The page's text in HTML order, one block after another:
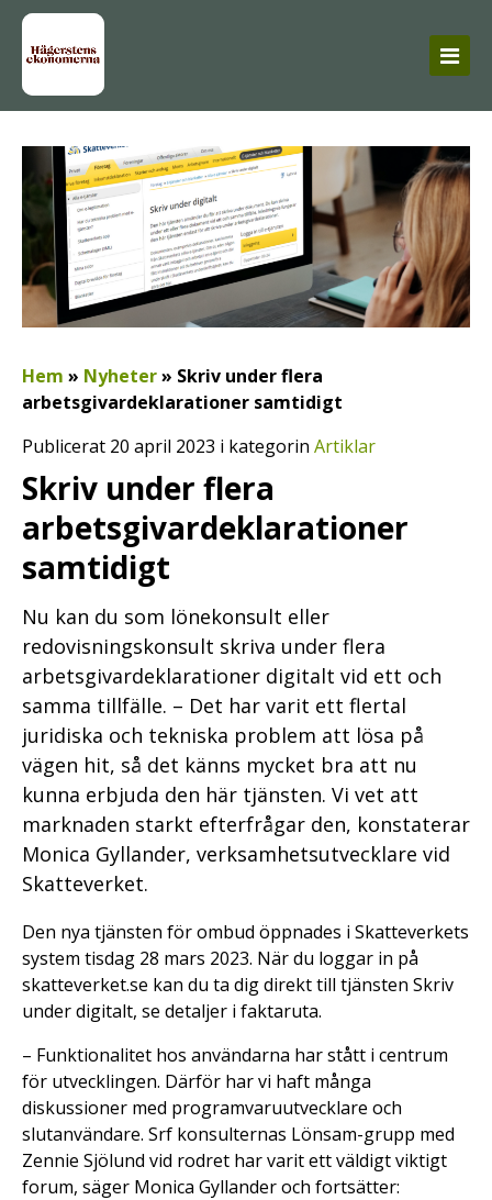
Hem » Nyheter» Skriv under flera
arbetsgivardeklarationer samtidigt
Publicerat 20 april 2023 i kategorin Artiklar
Skriv under flera
arbetsgivardeklarationer
samtidigt
Nu kan du som lönekonsult eller
redovisningskonsult skriva under flera
arbetsgivardeklarationer digitalt vid ett och
samma tillfälle. – Det har varit ett flertal
juridiska och tekniska problem att lösa på
vägen hit, så det känns mycket bra att nu
kunna erbjuda den här tjänsten. Vi vet att
marknaden starkt efterfrågar den, konstaterar
Monica Gyllander, verksamhetsutvecklare vid
Skatteverket.
Den nya tjänsten för ombud öppnades i Skatteverkets
system tisdag 28 mars 2023. När du loggar in på
skatteverket.se kan du ta dig direkt till tjänsten Skriv
under digitalt, se detaljer i faktaruta.
– Funktionalitet hos användarna har stått i centrum
för utvecklingen. Därför har vi haft många
diskussioner med programvaruutvecklare och
slutanvändare. Srf konsulternas Lönsam-grupp med
Zennie Sjölund vid rodret har varit ett väldigt viktigt
forum, säger Monica Gyllander och fortsätter: